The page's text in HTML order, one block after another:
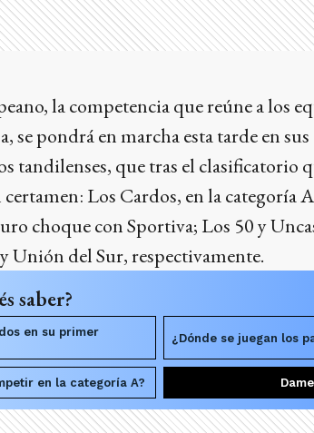
la competencia que reúne a los
se pondrá en marcha esta tarde en sus
tandilenses, que tras el clasificatorio
Los Cardos, en la categoría
choque con Sportiva; Los 50 y
Unión del Sur, respectivamente.
saber?
en su primer
¿Dónde se juegan los
en la categoría A?